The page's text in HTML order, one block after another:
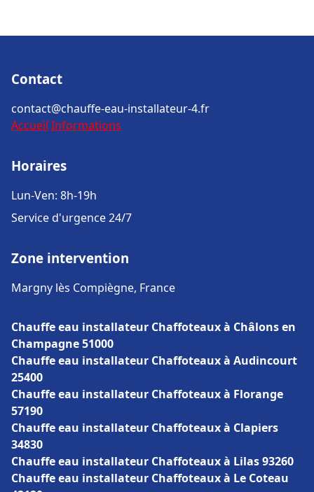
Contact
contact@chauffe-eau-installateur-4.fr
Accueil Informations
Horaires
Lun-Ven: 8h-19h
Service d'urgence 24/7
Zone intervention
Margny lès Compiègne, France
Chauffe eau installateur Chaffoteaux à Châlons en
Champagne 51000
Chauffe eau installateur Chaffoteaux à Audincourt
25400
Chauffe eau installateur Chaffoteaux à Florange
57190
Chauffe eau installateur Chaffoteaux à Clapiers
34830
Chauffe eau installateur Chaffoteaux à Lilas 93260
Chauffe eau installateur Chaffoteaux à Le Coteau